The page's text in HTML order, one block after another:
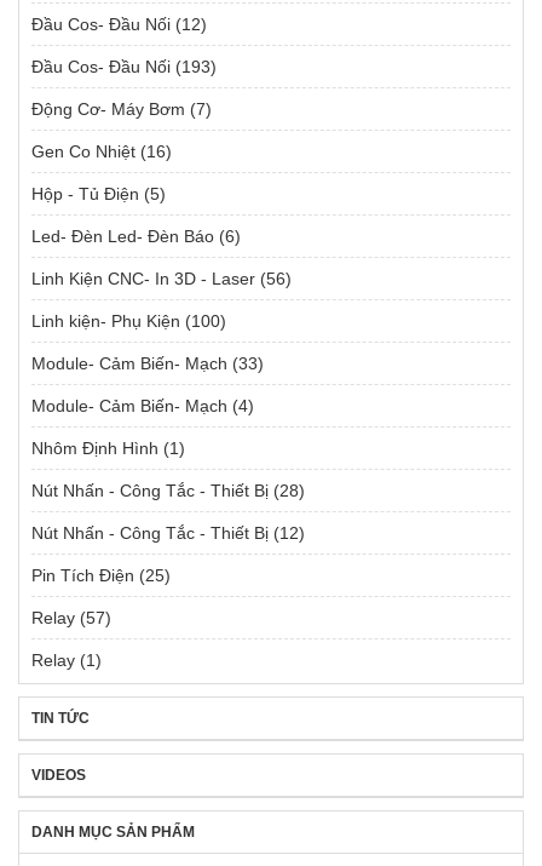
Đầu Cos- Đầu Nối (12)
Đầu Cos- Đầu Nối (193)
Động Cơ- Máy Bơm (7)
Gen Co Nhiệt (16)
Hộp - Tủ Điện (5)
Led- Đèn Led- Đèn Báo (6)
Linh Kiện CNC- In 3D - Laser (56)
Linh kiện- Phụ Kiện (100)
Module- Cảm Biến- Mạch (33)
Module- Cảm Biến- Mạch (4)
Nhôm Định Hình (1)
Nút Nhấn - Công Tắc - Thiết Bị (28)
Nút Nhấn - Công Tắc - Thiết Bị (12)
Pin Tích Điện (25)
Relay (57)
Relay (1)
TIN TỨC
VIDEOS
DANH MỤC SẢN PHẨM